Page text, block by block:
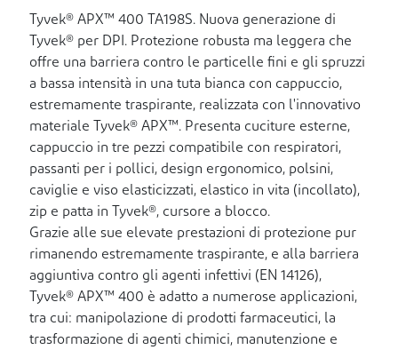
Tyvek® APX™ 400 TA198S. Nuova generazione di
Tyvek® per DPI. Protezione robusta ma leggera che
offre una barriera contro le particelle fini e gli spruzzi
a bassa intensità in una tuta bianca con cappuccio,
estremamente traspirante, realizzata con l'innovativo
materiale Tyvek® APX™. Presenta cuciture esterne,
cappuccio in tre pezzi compatibile con respiratori,
passanti per i pollici, design ergonomico, polsini,
caviglie e viso elasticizzati, elastico in vita (incollato),
zip e patta in Tyvek®, cursore a blocco.
Grazie alle sue elevate prestazioni di protezione pur
rimanendo estremamente traspirante, e alla barriera
aggiuntiva contro gli agenti infettivi (EN 14126),
Tyvek® APX™ 400 è adatto a numerose applicazioni,
tra cui: manipolazione di prodotti farmaceutici, la
trasformazione di agenti chimici, manutenzione e